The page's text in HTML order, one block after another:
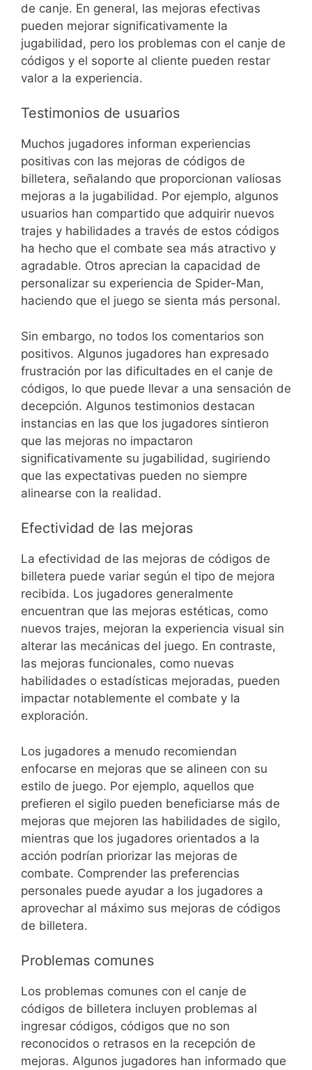
de canje. En general, las mejoras efectivas
pueden mejorar significativamente la
jugabilidad, pero los problemas con el canje de
códigos y el soporte al cliente pueden restar
valor a la experiencia.
Testimonios de usuarios
Muchos jugadores informan experiencias
positivas con las mejoras de códigos de
billetera, señalando que proporcionan valiosas
mejoras a la jugabilidad. Por ejemplo, algunos
usuarios han compartido que adquirir nuevos
trajes y habilidades a través de estos códigos
ha hecho que el combate sea más atractivo y
agradable. Otros aprecian la capacidad de
personalizar su experiencia de Spider-Man,
haciendo que el juego se sienta más personal.
Sin embargo, no todos los comentarios son
positivos. Algunos jugadores han expresado
frustración por las dificultades en el canje de
códigos, lo que puede llevar a una sensación de
decepción. Algunos testimonios destacan
instancias en las que los jugadores sintieron
que las mejoras no impactaron
significativamente su jugabilidad, sugiriendo
que las expectativas pueden no siempre
alinearse con la realidad.
Efectividad de las mejoras
La efectividad de las mejoras de códigos de
billetera puede variar según el tipo de mejora
recibida. Los jugadores generalmente
encuentran que las mejoras estéticas, como
nuevos trajes, mejoran la experiencia visual sin
alterar las mecánicas del juego. En contraste,
las mejoras funcionales, como nuevas
habilidades o estadísticas mejoradas, pueden
impactar notablemente el combate y la
exploración.
Los jugadores a menudo recomiendan
enfocarse en mejoras que se alineen con su
estilo de juego. Por ejemplo, aquellos que
prefieren el sigilo pueden beneficiarse más de
mejoras que mejoren las habilidades de sigilo,
mientras que los jugadores orientados a la
acción podrían priorizar las mejoras de
combate. Comprender las preferencias
personales puede ayudar a los jugadores a
aprovechar al máximo sus mejoras de códigos
de billetera.
Problemas comunes
Los problemas comunes con el canje de
códigos de billetera incluyen problemas al
ingresar códigos, códigos que no son
reconocidos o retrasos en la recepción de
mejoras. Algunos jugadores han informado que